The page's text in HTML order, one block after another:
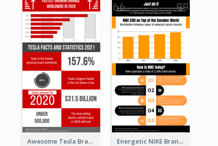
Awesome Tesla Branding Infographic Design Ideas Energetic NIKE Branding Stories Design Idea